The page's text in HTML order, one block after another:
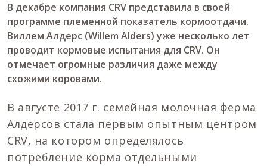
В декабре компания CRV представила в своей
программе племенной показатель кормоотдачи.
Виллем Алдерс (Willem Alders) уже несколько лет
проводит кормовые испытания для CRV. Он
отмечает огромные различия даже между
схожими коровами.
В августе 2017 г. семейная молочная ферма
Алдерсов стала первым опытным центром
CRV, на котором определялось
потребление корма отдельными